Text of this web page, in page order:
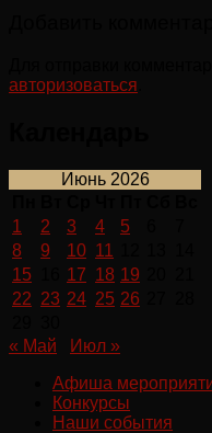
авторизоваться
Июнь 2026
1
2 3 4 5
8
9 10 11
15
17 18 19
22 23 24 25 26
« Май
Июл »
Афиша
Конкурсы
Наши события